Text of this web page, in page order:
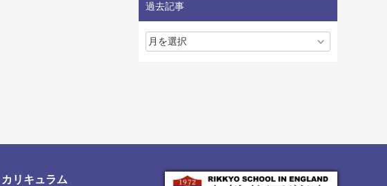
過去記事
カリキュラム